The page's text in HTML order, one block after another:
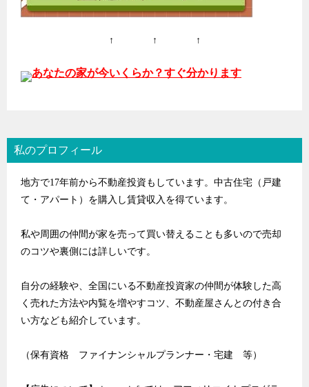
↑ ↑ ↑
あなたの家が今いくらか？すぐ分かります
私のプロフィール
地方で17年前から不動産投資もしています。中古住宅（戸建
て・アパート）を購入し賃貸収入を得ています。
私や周囲の仲間が家を売って買い替えることも多いので売却
のコツや裏側には詳しいです。
自分の経験や、全国にいる不動産投資家の仲間が体験した高
く売れた方法や内覧を増やすコツ、不動産屋さんとの付き合
い方なども紹介しています。
（保有資格 ファイナンシャルプランナー・宅建 等）